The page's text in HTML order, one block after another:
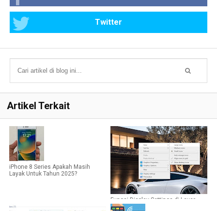
Twitter
Artikel Terkait
iPhone 8 Series Apakah Masih
Layak Untuk Tahun 2025?
Fungsi Display Settings di Layar
Depan Perangkat Windows